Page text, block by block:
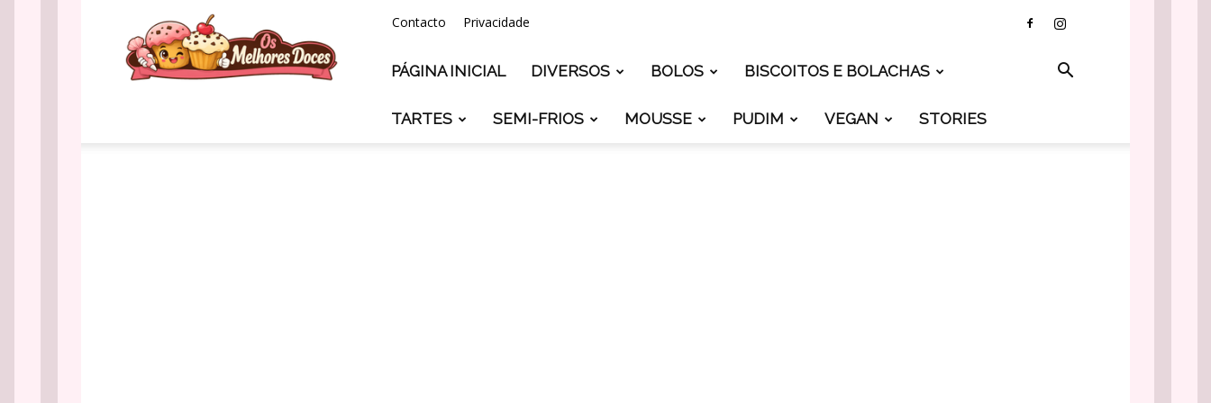
Melhores
Doces
Contacto Privacidade
PÁGINA INICIAL DIVERSOS BOLOS BISCOITOS E BOLACHAS
TARTES SEMI-FRIOS MOUSSE PUDIM VEGAN STORIES